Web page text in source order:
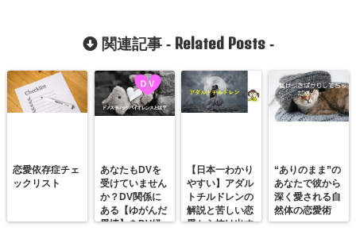
関連記事 - Related Posts-
恋愛依存症チェ
ックリスト
あなたもDVを
受けていません
か？DV関係に
ある【ゆがんだ
愛情】をDV経
【日本一わかり
やすい】アダル
トチルドレンの
解説と苦しい恋
愛から抜け出す
“ありのまま”の
あなたで彼から
深く愛される自
然体の恋愛術